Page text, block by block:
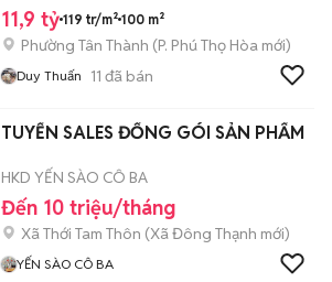
11,9 tỷ 119 tr/m² 100 m²
Phường Tân Thành (P. Phú Thọ Hòa mới)
Duy Thuấn 11 đã bán
TUYỂN SALES ĐỐNG GÓI SẢN PHẨM
HKD YẾN SÀO CÔ BA
Đến 10 triệu/tháng
Xã Thới Tam Thôn (Xã Đông Thạnh mới)
YẾN SÀO CÔ BA